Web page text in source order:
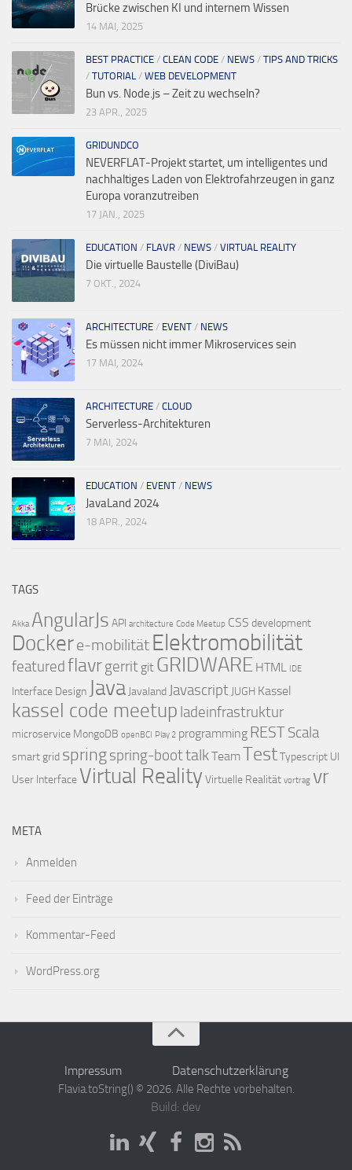
Brücke zwischen KI und internem Wissen
14 MAI, 2025
BEST PRACTICE / CLEAN CODE / NEWS / TIPS AND TRICKS
/ TUTORIAL / WEB DEVELOPMENT
Bun vs. Node.js – Zeit zu wechseln?
23 APR., 2025
GRIDUNDCO
NEVERFLAT-Projekt startet, um intelligentes und
nachhaltiges Laden von Elektrofahrzeugen in ganz
Europa voranzutreiben
17 JAN., 2025
EDUCATION / FLAVR / NEWS / VIRTUAL REALITY
Die virtuelle Baustelle (DiviBau)
7 OKT., 2024
ARCHITECTURE / EVENT / NEWS
Es müssen nicht immer Mikroservices sein
17 MAI, 2024
ARCHITECTURE / CLOUD
Serverless-Architekturen
7 MAI, 2024
EDUCATION / EVENT / NEWS
JavaLand 2024
18 APR., 2024
TAGS
Akka AngularJs API architecture Code Meetup CSS development
Dockere-mobilität Elektromobilität
featuredflavrgerrit git GRIDWARE HTML IDE
Interface Design JavaJavalandJavascriptJUGH Kassel
kassel code meetup ladeinfrastruktur
microservice MongoDB openBCI Play 2 programming RESTScala
smart grid springspring-boottalkTeamTestTypescript UI
User Interface Virtual Reality Virtuelle Realität vortrag vr
META
Anmelden
Feed der Einträge
Kommentar-Feed
WordPress.org
Impressum Datenschutzerklärung
Flavia.toString() © 2026. Alle Rechte vorbehalten.
Build: dev